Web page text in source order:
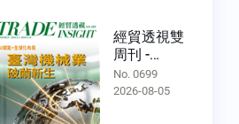
經貿透視雙
周刊 -
No.0699
No. 0699
2026-08-05